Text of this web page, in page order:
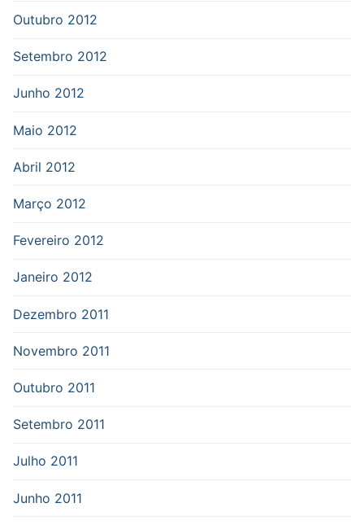
Outubro 2012
Setembro 2012
Junho 2012
Maio 2012
Abril 2012
Março 2012
Fevereiro 2012
Janeiro 2012
Dezembro 2011
Novembro 2011
Outubro 2011
Setembro 2011
Julho 2011
Junho 2011